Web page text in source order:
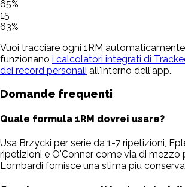
65%
15
63%
Vuoi tracciare ogni 1RM
funzionano i calcolatori integrati di
dei record personali all'interno dell'app.
Domande frequenti
Quale formula 1RM dovrei usare?
Usa Brzycki per serie da 1-7 ripetizioni,
ripetizioni e O'Conner come via di mezzo
Lombardi fornisce una stima più